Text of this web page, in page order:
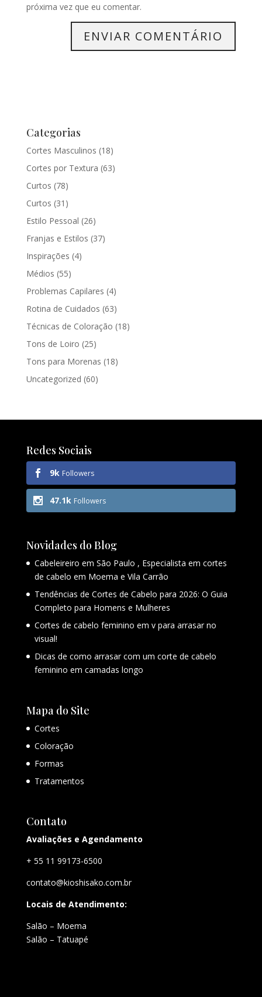
próxima vez que eu comentar.
Categorias
Cortes Masculinos (18)
Cortes por Textura (63)
Curtos (78)
Curtos (31)
Estilo Pessoal (26)
Franjas e Estilos (37)
Inspirações (4)
Médios (55)
Problemas Capilares (4)
Rotina de Cuidados (63)
Técnicas de Coloração (18)
Tons de Loiro (25)
Tons para Morenas (18)
Uncategorized (60)
Redes Sociais
9k Followers
47.1k Followers
Novidades do Blog
Cabeleireiro em São Paulo , Especialista em cortes
de cabelo em Moema e Vila Carrão
Tendências de Cortes de Cabelo para 2026: O Guia
Completo para Homens e Mulheres
Cortes de cabelo feminino em v para arrasar no
visual!
Dicas de como arrasar com um corte de cabelo
feminino em camadas longo
Mapa do Site
Cortes
Coloração
Formas
Tratamentos
Contato
Avaliações e Agendamento
+ 55 11 99173-6500
contato@kioshisako.com.br
Locais de Atendimento:
Salão – Moema
Salão – Tatuapé